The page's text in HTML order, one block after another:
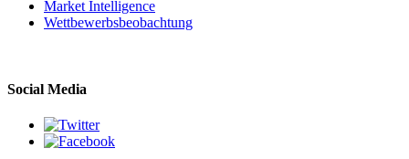
Market Intelligence
Wettbewerbs­beobachtung
Social Media